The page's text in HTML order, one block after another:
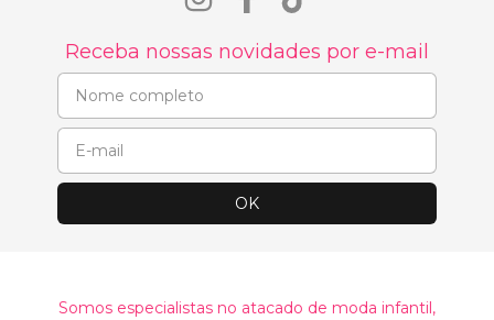
Receba nossas novidades por e-mail
Somos especialistas no atacado de moda infantil,